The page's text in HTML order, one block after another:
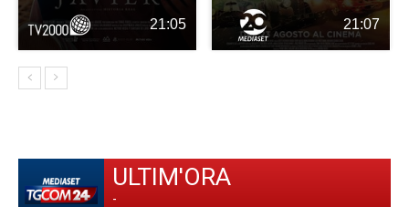
21:05 21:07
ULTIM'ORA
-